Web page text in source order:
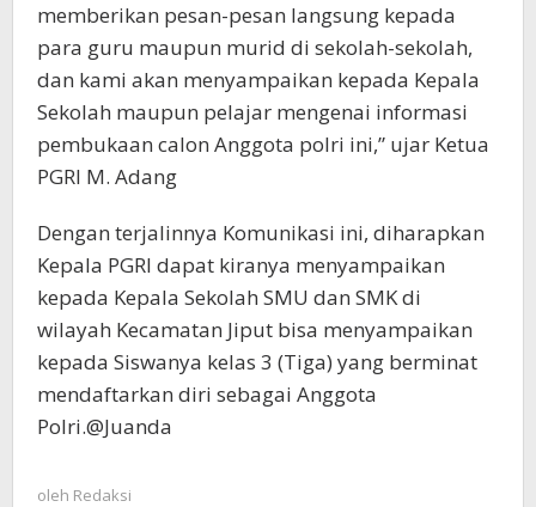
memberikan pesan-pesan langsung kepada
para guru maupun murid di sekolah-sekolah,
dan kami akan menyampaikan kepada Kepala
Sekolah maupun pelajar mengenai informasi
pembukaan calon Anggota polri ini,” ujar Ketua
PGRI M. Adang
Dengan terjalinnya Komunikasi ini, diharapkan
Kepala PGRI dapat kiranya menyampaikan
kepada Kepala Sekolah SMU dan SMK di
wilayah Kecamatan Jiput bisa menyampaikan
kepada Siswanya kelas 3 (Tiga) yang berminat
mendaftarkan diri sebagai Anggota
Polri.@Juanda
oleh Redaksi